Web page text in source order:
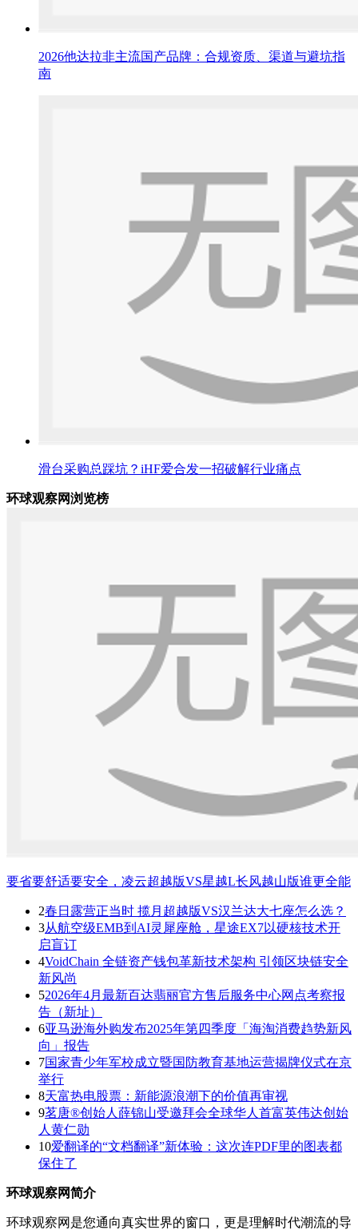
2026他达拉非主流国产品牌：合规资质、渠道与避坑指
南
滑台采购总踩坑？iHF爱合发一招破解行业痛点
环球观察网浏览榜
要省要舒适要安全，凌云超越版VS星越L长风越山版谁更全能
2春日露营正当时 揽月超越版VS汉兰达大七座怎么选？
3从航空级EMB到AI灵犀座舱，星途EX7以硬核技术开
启盲订
4VoidChain 全链资产钱包革新技术架构 引领区块链安全
新风尚
52026年4月最新百达翡丽官方售后服务中心网点考察报
告（新址）
6亚马逊海外购发布2025年第四季度「海淘消费趋势新风
向」报告
7国家青少年军校成立暨国防教育基地运营揭牌仪式在京
举行
8天富热电股票：新能源浪潮下的价值再审视
9茗唐®创始人薛锦山受邀拜会全球华人首富英伟达创始
人黄仁勋
10爱翻译的“文档翻译”新体验：这次连PDF里的图表都
保住了
环球观察网简介
环球观察网是您通向真实世界的窗口，更是理解时代潮流的导